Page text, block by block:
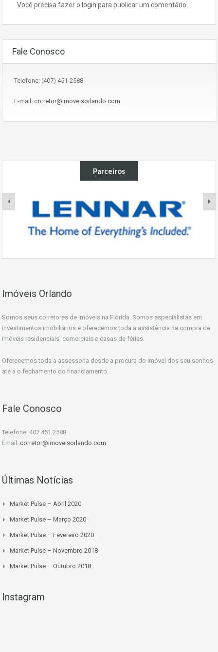
Você precisa fazer o login para publicar um comentário.
Fale Conosco
Telefone: (407) 451-2588
E-mail: corretor@imoveisorlando.com
Parceiros
Imóveis Orlando
Somos seus corretores de imóveis na Flórida. Somos especialistas em
investimentos imobiliários e oferecemos toda a assistência na compra de
imóveis residenciais, comerciais e casas de férias.
Oferecemos toda a assessoria desde a procura do imóvel dos seu sonhos
até a o fechamento do financiamento.
Fale Conosco
Telefone: 407.451.2588
Email: corretor@imoveisorlando.com
Últimas Notícias
Market Pulse – Abril 2020
Market Pulse – Março 2020
Market Pulse – Fevereiro 2020
Market Pulse – Novembro 2018
Market Pulse – Outubro 2018
Instagram